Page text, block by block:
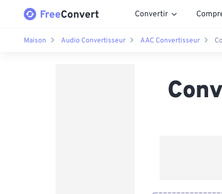
Convertir
Maison Audio Convertisseur AAC Convertisseur